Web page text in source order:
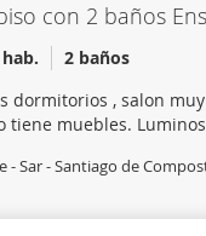
e
i
m
i
n
con 2 baños
2 baños
dormitorios , salon
tiene muebles.
- Sar - Santiago de